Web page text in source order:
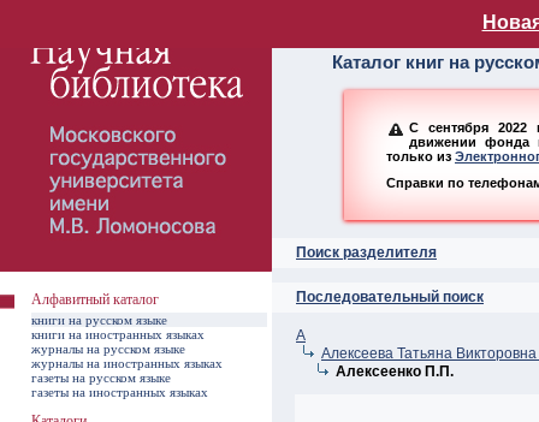
Алфавитный
Каталог книг на
С сентября 2022
движении фонда
только из
Справки по
Поиск разделителя
Последовательный поиск
А
Алексеева Татьяна
Алексеенко П.П.
Алфавитный каталог
книги на русском языке
книги на иностранных языках
журналы на русском языке
журналы на иностранных языках
газеты на русском языке
газеты на иностранных языках